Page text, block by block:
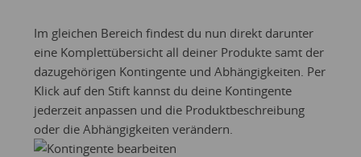
Im gleichen Bereich findest du nun direkt darunter
eine Komplettübersicht all deiner Produkte samt der
dazugehörigen Kontingente und Abhängigkeiten. Per
Klick auf den Stift kannst du deine Kontingente
jederzeit anpassen und die Produktbeschreibung
oder die Abhängigkeiten verändern.